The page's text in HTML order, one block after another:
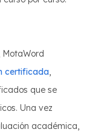
MotaWord
certificada,
que se
Una vez
académica,